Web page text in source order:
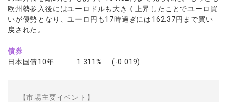
欧州勢参入後にはユーロドルも大きく上昇したことでユーロ買
いが優勢となり、ユーロ円も17時過ぎには162.37円まで買い
戻された。
債券
日本国債10年 1.311% (-0.019)
【市場主要イベント】